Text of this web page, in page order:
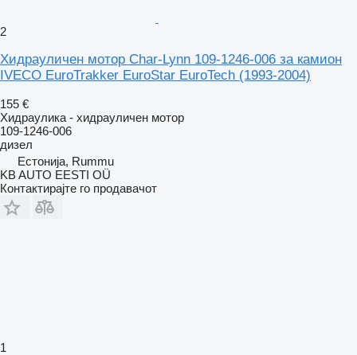
2
Хидрауличен мотор Char-Lynn 109-1246-006 за камион
IVECO EuroTrakker EuroStar EuroTech (1993-2004)
155 €
Хидраулика - хидрауличен мотор
109-1246-006
дизел
Естонија, Rummu
KB AUTO EESTI OÜ
Контактирајте го продавачот
1